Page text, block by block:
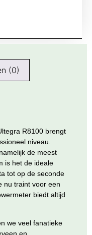
(0)
R8100 brengt
niveau.
de meest
is het de ideale
tot op de seconde
nu traint voor een
biedt altijd
we veel fanatieke